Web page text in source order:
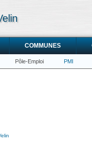
COMMUNES
Pôle-Emploi PMI